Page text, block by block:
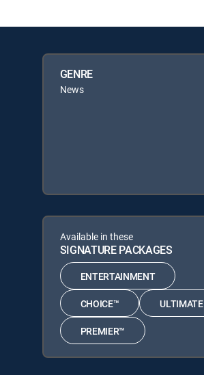
GENRE
News
Available in these
SIGNATURE PACKAGES
ENTERTAINMENT
CHOICE™ ULTIMATE
PREMIER™